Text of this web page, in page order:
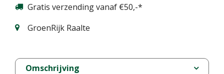
Gratis verzending vanaf €50,-*
GroenRijk Raalte
Omschrijving